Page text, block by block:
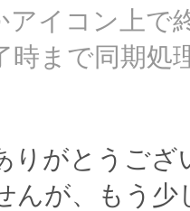
アイコン上で
時まで同期
りがとうござ
んが、もう少